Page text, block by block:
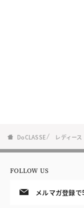
DoCLASSE レディース
FOLLOW US
メルマガ登録で